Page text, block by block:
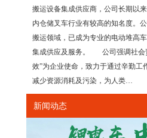
搬运设备集成供应商，公司长期以
内仓储叉车行业有较高的知名度。
搬运领域，已成为专业的电动堆高
集成供应及服务。 公司强调社会
效”为企业使命，致力于通过辛勤工
减少资源消耗及污染，为人类…
新闻动态